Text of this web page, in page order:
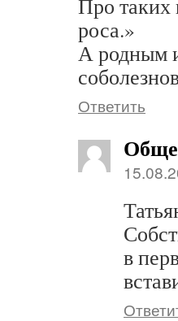
Про таких
роса.»
А родным
Ответить
в